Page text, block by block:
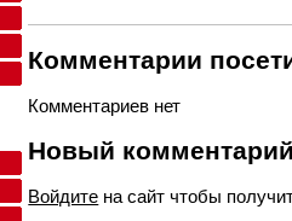
Комментарии
Комментариев нет
Новый
Войдите на сайт чтобы